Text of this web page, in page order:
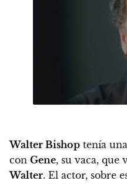
Walter Bishop tenía
con Gene, su vaca, que
Walter. El actor, sobre